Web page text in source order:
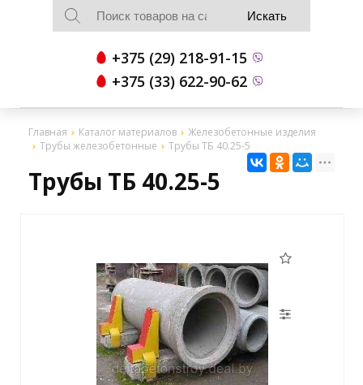
+375 (29) 218-91-15
+375 (33) 622-90-62
Главная Каталог материалов
Железобетонные изделия
Трубы железобетонные
Трубы ТБ 40.25-5
Трубы ТБ 40.25-5